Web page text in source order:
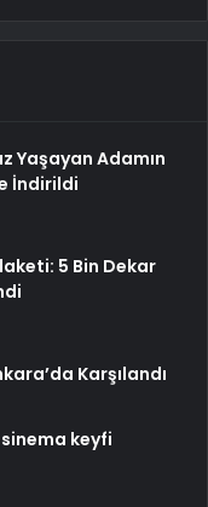
Yaşayan Adamın
İndirildi
5 Bin Dekar
Karşılandı
sinema keyfi